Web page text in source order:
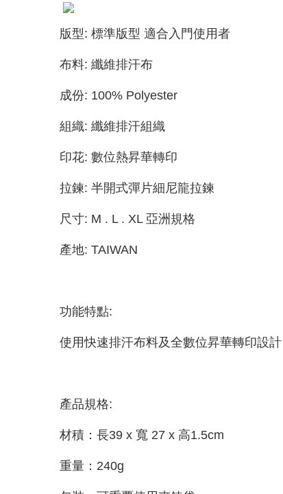
版型: 標準版型 適合入門使用者
布料: 纖維排汗布
成份: 100% Polyester
組織: 纖維排汗組織
印花: 數位熱昇華轉印
拉鍊: 半開式彈片細尼龍拉鍊
尺寸: M . L . XL 亞洲規格
產地: TAIWAN
功能特點:
使用快速排汗布料及全數位昇華轉印設
產品規格:
材積：長39 x 寬 27 x 高1.5cm
重量：240g